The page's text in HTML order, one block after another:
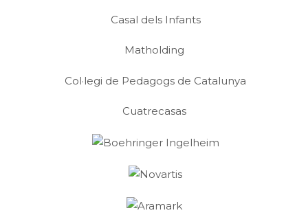
Casal dels Infants
Matholding
Col·legi de Pedagogs de Catalunya
Cuatrecasas